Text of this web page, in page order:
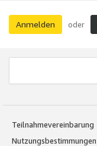
Anmelden oder
Teilnahmevereinbarung
Nutzungsbestimmungen